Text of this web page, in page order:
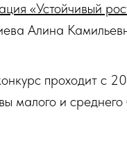
«Устойчивый
Алина
проходит с
малого и